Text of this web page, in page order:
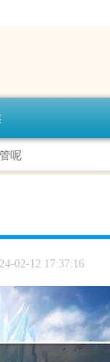
呢
02-12 17:37:16